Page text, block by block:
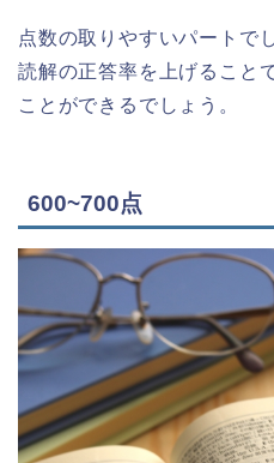
点数の取りやすいパートで
読解の正答率を上げること
ことができるでしょう。
600~700点